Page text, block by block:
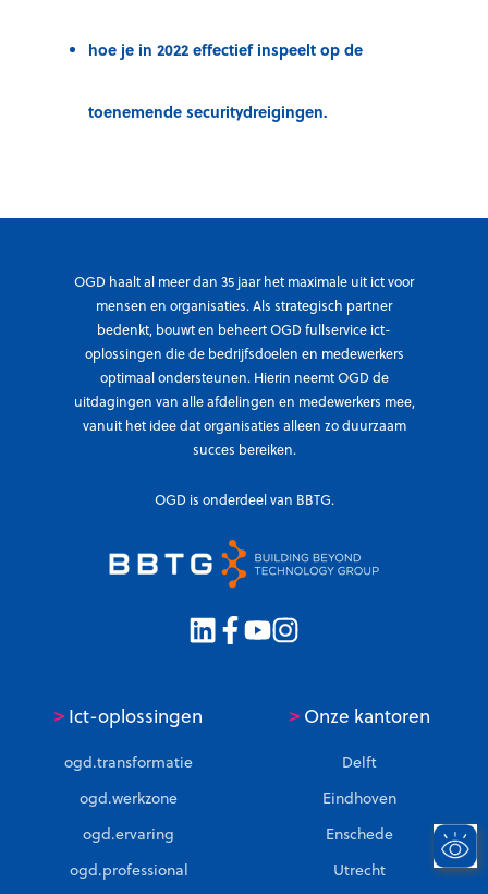
hoe je in 2022 effectief inspeelt op de
toenemende securitydreigingen.
OGD haalt al meer dan 35 jaar het maximale uit ict voor
mensen en organisaties. Als strategisch partner
bedenkt, bouwt en beheert OGD fullservice ict-
oplossingen die de bedrijfsdoelen en medewerkers
optimaal ondersteunen. Hierin neemt OGD de
uitdagingen van alle afdelingen en medewerkers mee,
vanuit het idee dat organisaties alleen zo duurzaam
succes bereiken.
OGD is onderdeel van BBTG.
>Ict-oplossingen
ogd.transformatie
ogd.werkzone
ogd.ervaring
ogd.professional
>Onze kantoren
Delft
Eindhoven
Enschede
Utrecht